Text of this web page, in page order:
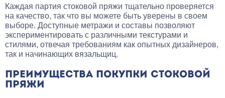
Каждая партия стоковой пряжи тщательно проверяется
на качество, так что вы можете быть уверены в своем
выборе. Доступные метражи и составы позволяют
экспериментировать с различными текстурами и
стилями, отвечая требованиям как опытных дизайнеров,
так и начинающих вязальщиц.
ПРЕИМУЩЕСТВА ПОКУПКИ СТОКОВОЙ
ПРЯЖИ